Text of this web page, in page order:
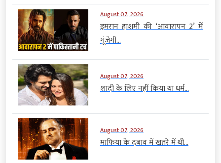
August 07, 2026
इमरान हाशमी की ‘आवारापन 2’ में
गूंजेगी...
August 07, 2026
शादी के लिए नहीं किया था धर्म...
August 07, 2026
माफिया के दबाव में खतरे में थी...